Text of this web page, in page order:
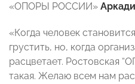
«ОПОРЫ РОССИИ»
«Когда человек
грустить, но, когда
расцветает. Ростовская
такая. Желаю всем нам